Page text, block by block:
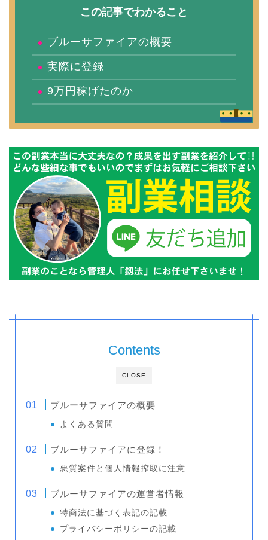
この記事でわかること
ブルーサファイアの概要
実際に登録
9万円稼げたのか
CLOSE
Contents
ブルーサファイアの概要
よくある質問
ブルーサファイアに登録！
悪質案件と個人情報搾取に注意
ブルーサファイアの運営者情報
特商法に基づく表記の記載
プライバシーポリシーの記載